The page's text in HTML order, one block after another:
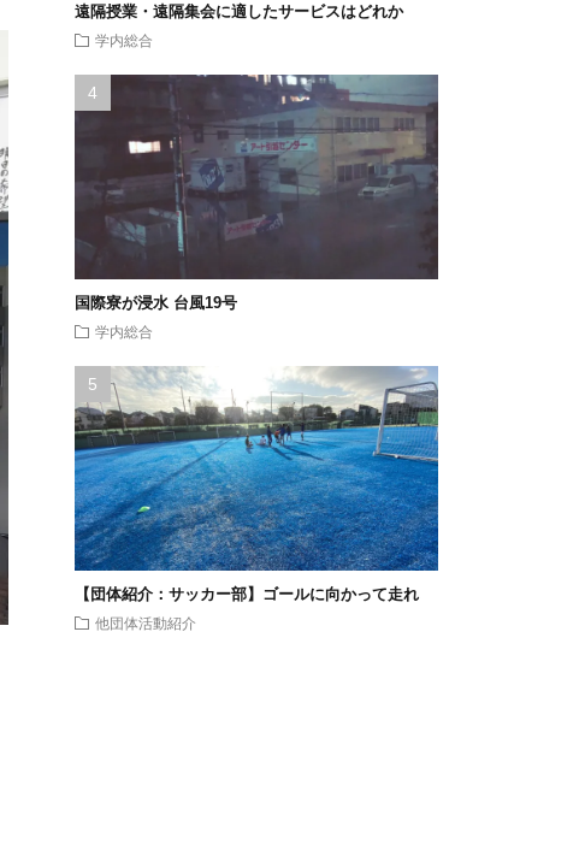
遠隔授業・遠隔集会に適したサービスはどれか
学内総合
国際寮が浸水 台風19号
学内総合
【団体紹介：サッカー部】ゴールに向かって走れ
他団体活動紹介